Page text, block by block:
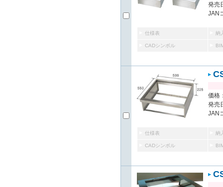
発売
JAN
仕様表 納
CADシンボル
価格
発売
JAN
仕様表 納
CADシンボル